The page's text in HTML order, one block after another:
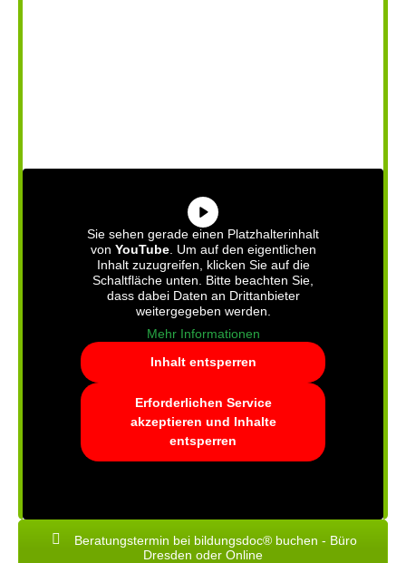
Sie sehen gerade einen Platzhalterinhalt
von YouTube. Um auf den eigentlichen
Inhalt zuzugreifen, klicken Sie auf die
Schaltfläche unten. Bitte beachten Sie,
dass dabei Daten an Drittanbieter
weitergegeben werden.
Mehr Informationen
Inhalt entsperren
Erforderlichen Service
akzeptieren und Inhalte
entsperren
Beratungstermin bei bildungsdoc® buchen - Büro
Dresden oder Online